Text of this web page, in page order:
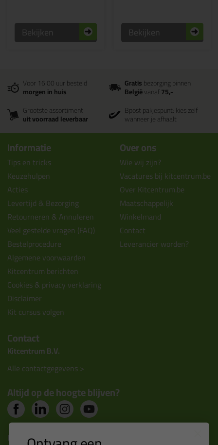
Bekijken Bekijken
Voor 16:00 uur besteld
morgen in huis
Gratisbezorging binnen
Belgiëvanaf75,-
Grootste assortiment
uit voorraad leverbaar
Bpost pakjespunt: kies zelf
wanneer je afhaalt
Informatie
Tips en tricks
Keuzehulpen
Acties
Levertijd & Bezorging
Retourneren & Annuleren
Veel gestelde vragen (FAQ)
Bestelprocedure
Algemene voorwaarden
Kitcentrum berichten
Cookies & privacy verklaring
Disclaimer
Kit cursus volgen
Over ons
Wie wij zijn?
Vacatures bij kitcentrum.be
Over Kitcentrum.be
Maatschappelijk
Winkelmand
Contact
Leverancier worden?
Contact
Kitcentrum B.V.
Alle contactgegevens >
Altijd op de hoogte blijven?
Nieuws, tips en exclusieve deals rechtstreeks in je